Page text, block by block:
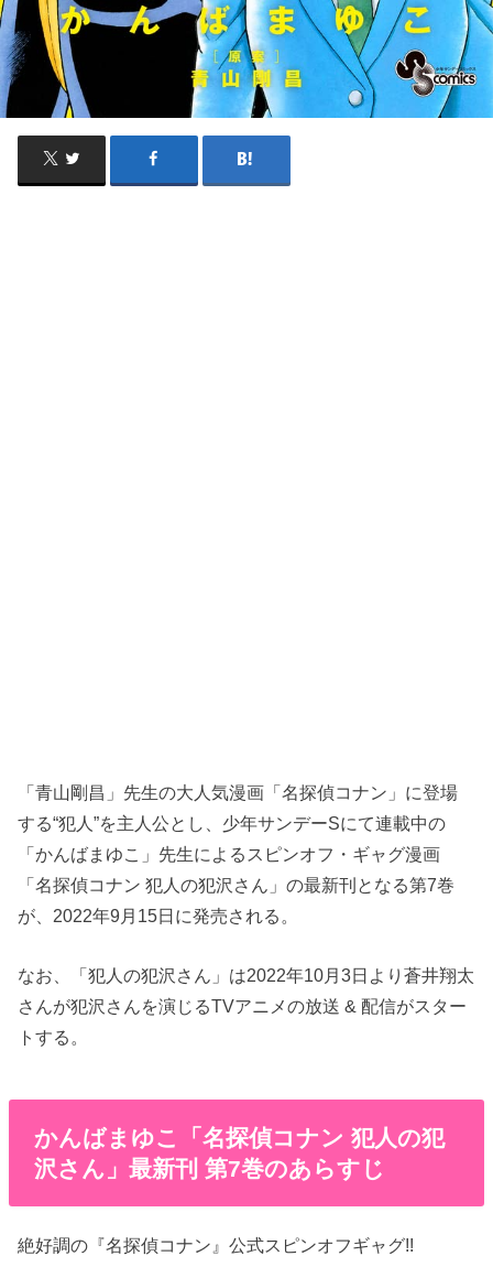
「青山剛昌」先生の大人気漫画「名探偵コナン」に登場
する“犯人”を主人公とし、少年サンデーSにて連載中の
「かんばまゆこ」先生によるスピンオフ・ギャグ漫画
「名探偵コナン 犯人の犯沢さん」の最新刊となる第7巻
が、2022年9月15日に発売される。
なお、「犯人の犯沢さん」は2022年10月3日より蒼井翔太
さんが犯沢さんを演じるTVアニメの放送 & 配信がスター
トする。
かんばまゆこ「名探偵コナン 犯人の犯
沢さん」最新刊 第7巻のあらすじ
絶好調の『名探偵コナン』公式スピンオフギャグ!!